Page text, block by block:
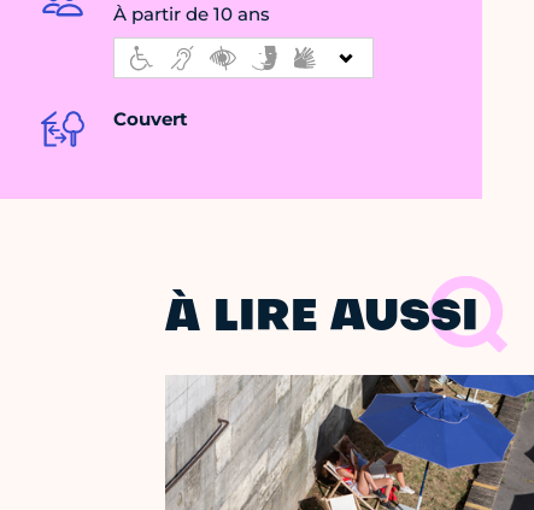
À partir de 10 ans
Couvert
À LIRE AUSSI